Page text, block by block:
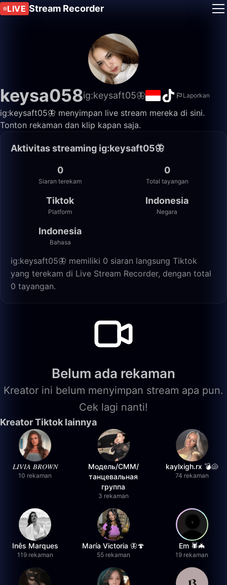
LIVE Stream Recorder
keysa058ig:keysaft05🦋 Laporkan
ig:keysaft05🦋 menyimpan live stream mereka di sini.
Tonton rekaman dan klip kapan saja.
Aktivitas streaming ig:keysaft05🦋
0
Siaran terekam
0
Total tayangan
Tiktok
Platform
Indonesia
Negara
Indonesia
Bahasa
ig:keysaft05🦋 memiliki 0 siaran langsung Tiktok
yang terekam di Live Stream Recorder, dengan total
0 tayangan.
Belum ada rekaman
Kreator ini belum menyimpan stream apa pun.
Cek lagi nanti!
Kreator Tiktok lainnya
𝐿𝐼𝑉𝐼𝐴 𝐵𝑅𝑂𝑊𝑁
10 rekaman
Модель/СММ/
танцевальная
группа
3 rekaman
kaylxigh.rx 💣🐚
74 rekaman
Inês Marques
119 rekaman
María Victoria 🦋🍄
55 rekaman
Em 🕷️🦇
19 rekaman